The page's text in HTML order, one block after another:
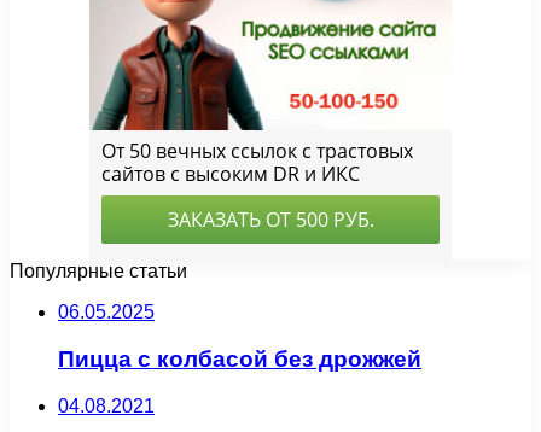
Популярные статьи
06.05.2025
Пицца с колбасой без дрожжей
04.08.2021